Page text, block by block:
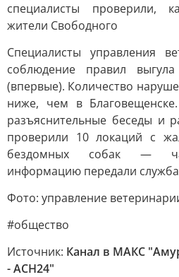
специалисты проверили,
жители Свободного
Специалисты управления
соблюдение правил
(впервые). Количество
ниже, чем в
разъяснительные беседы и
проверили 10 локаций с
бездомных собак —
информацию передали
Фото: управление
#общество
Источник: Канал в МАКС
- АСН24"